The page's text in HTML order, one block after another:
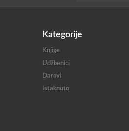
Kategorije
Knjige
Udžbenici
Darovi
Istaknuto